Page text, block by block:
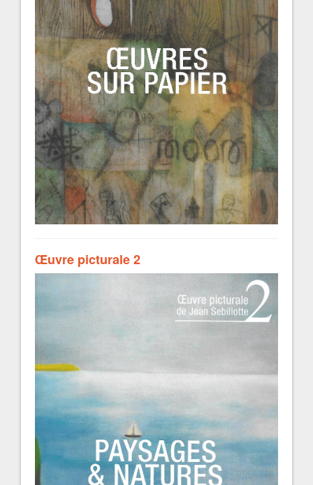
Œuvre picturale 2